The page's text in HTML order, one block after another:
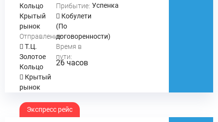
Кольцо
Крытый
рынок
Отправление:
Т.Ц.
Золотое
Кольцо
Крытый
рынок
Прибытие:
Кобулети
(По
договоренности)
Время в
пути:
26 часов
Успенка
Экспресс рейс